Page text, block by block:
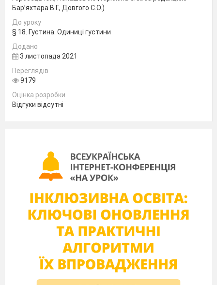
Бар’яхтара В.Г., Довгого С.О.)
До уроку
§ 18. Густина. Одиниці густини
Додано
3 листопада 2021
Переглядів
9179
Оцінка розробки
Відгуки відсутні